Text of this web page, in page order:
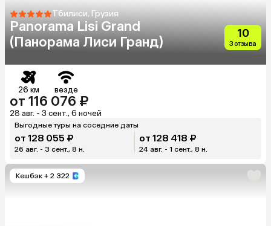
Тбилиси, Грузия
Panorama Lisi Grand
(Панорама Лиси Гранд)
10
3 отзыва
26 км везде
от 116 076 ₽
28 авг. - 3 сент., 6 ночей
Выгодные туры на соседние даты
от 128 055 ₽
26 авг. - 3 сент., 8 н.
от 128 418 ₽
24 авг. - 1 сент., 8 н.
Кешбэк + 2 322